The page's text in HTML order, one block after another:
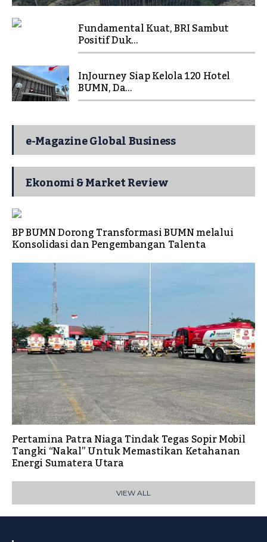
Fundamental Kuat, BRI Sambut
Positif Duk...
InJourney Siap Kelola 120 Hotel
BUMN, Da...
e-Magazine Global Business
Ekonomi & Market Review
BP BUMN Dorong Transformasi BUMN melalui
Konsolidasi dan Pengembangan Talenta
Pertamina Patra Niaga Tindak Tegas Sopir Mobil
Tangki “Nakal” Untuk Memastikan Ketahanan
Energi Sumatera Utara
VIEW ALL